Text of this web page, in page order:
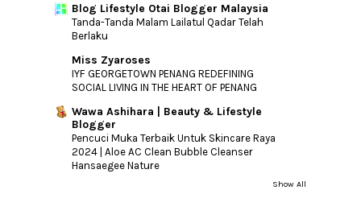
Blog Lifestyle Otai Blogger Malaysia
Tanda-Tanda Malam Lailatul Qadar Telah
Berlaku
Miss Zyaroses
IYF GEORGETOWN PENANG REDEFINING
SOCIAL LIVING IN THE HEART OF PENANG
Wawa Ashihara | Beauty & Lifestyle
Blogger
Pencuci Muka Terbaik Untuk Skincare Raya
2024 | Aloe AC Clean Bubble Cleanser
Hansaegee Nature
Show All